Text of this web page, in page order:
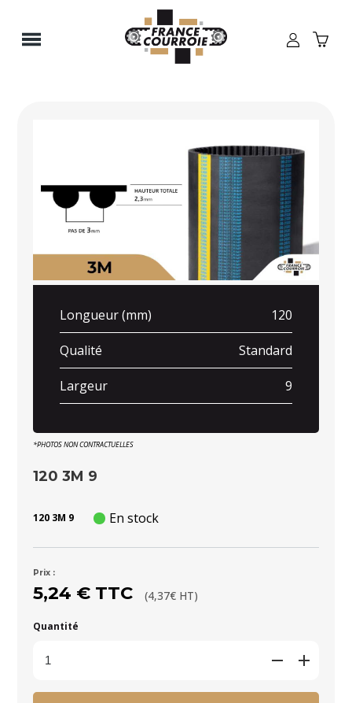
Longueur (mm) 120
Qualité Standard
Largeur 9
*PHOTOS NON CONTRACTUELLES
120 3M 9
120 3M 9 En stock
Prix :
5,24 € TTC (4,37€ HT)
Quantité
Panneau de gestion des cookies